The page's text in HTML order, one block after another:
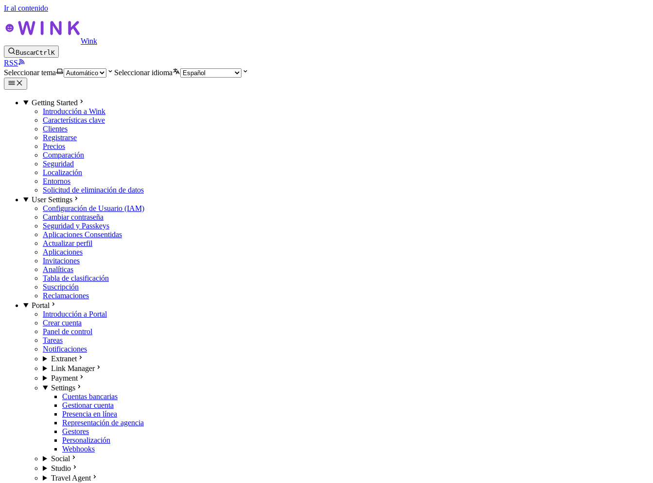
Ir al contenido
Wink
BuscarCtrlK
RSS
Seleccionar tema
Seleccionar idioma
Getting Started
Introducción a Wink
Características clave
Clientes
Registrarse
Precios
Comparación
Seguridad
Localización
Entornos
Solicitud de eliminación de datos
User Settings
Configuración de Usuario (IAM)
Cambiar contraseña
Seguridad y Passkeys
Aplicaciones Consentidas
Actualizar perfil
Aplicaciones
Invitaciones
Analíticas
Tabla de clasificación
Suscripción
Reclamaciones
Portal
Introducción a Portal
Crear cuenta
Panel de control
Tareas
Notificaciones
Extranet
Link Manager
Payment
Settings
Cuentas bancarias
Gestionar cuenta
Presencia en línea
Representación de agencia
Gestores
Personalización
Webhooks
Social
Studio
Travel Agent